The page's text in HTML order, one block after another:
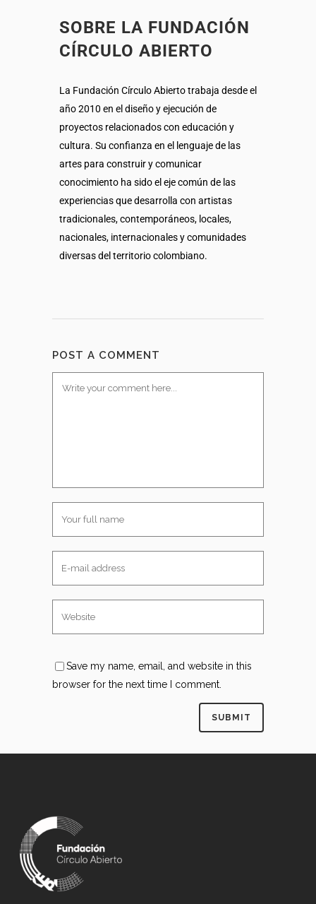
SOBRE LA FUNDACIÓN
CÍRCULO ABIERTO
La Fundación Círculo Abierto trabaja desde el
año 2010 en el diseño y ejecución de
proyectos relacionados con educación y
cultura. Su confianza en el lenguaje de las
artes para construir y comunicar
conocimiento ha sido el eje común de las
experiencias que desarrolla con artistas
tradicionales, contemporáneos, locales,
nacionales, internacionales y comunidades
diversas del territorio colombiano.
POST A COMMENT
Save my name, email, and website in this
browser for the next time I comment.